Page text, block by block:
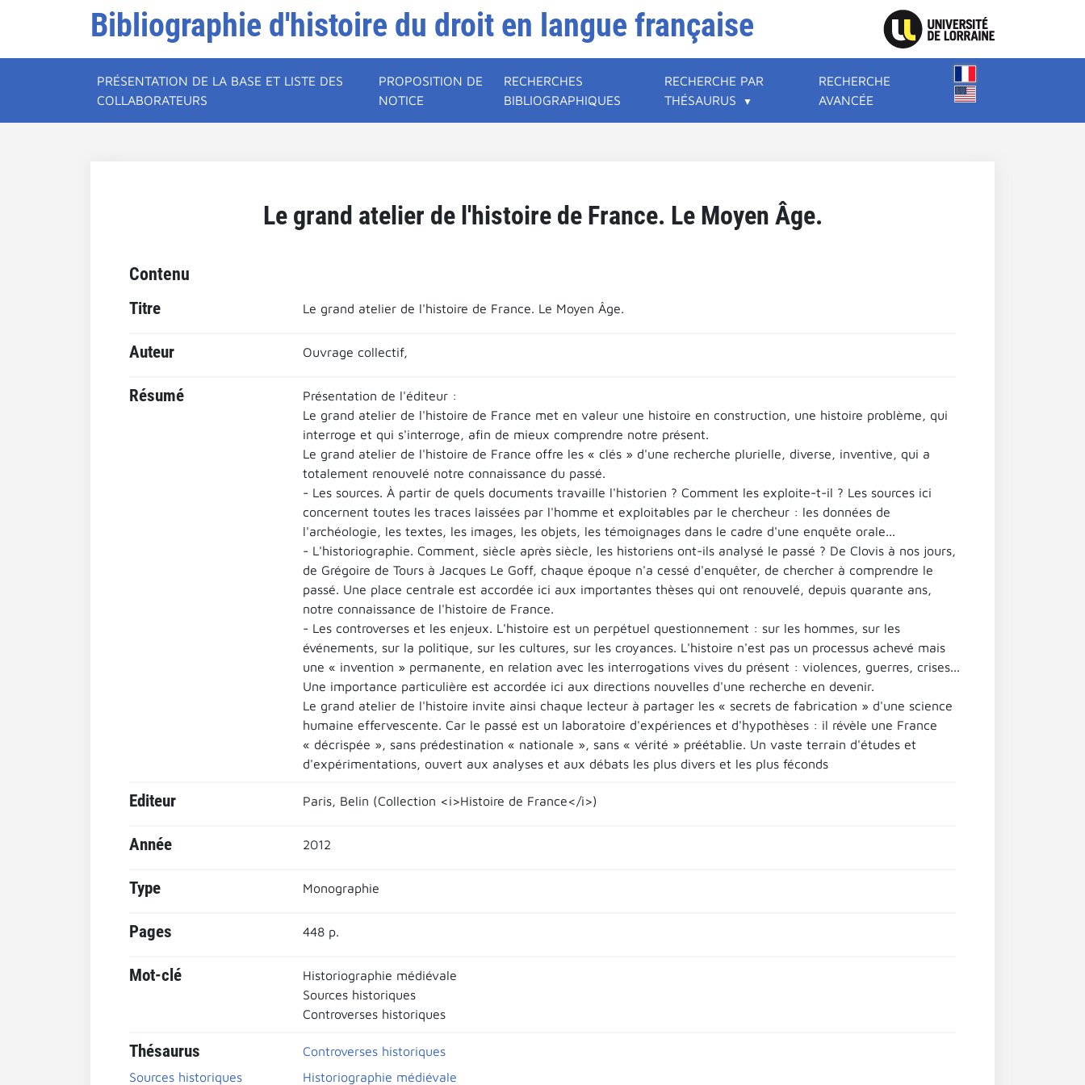
Bibliographie d'histoire du droit en langue française
PRÉSENTATION DE LA BASE ET LISTE DES
COLLABORATEURS
PROPOSITION DE
NOTICE
RECHERCHES
BIBLIOGRAPHIQUES
RECHERCHE PAR
THÉSAURUS
RECHERCHE
AVANCÉE
Le grand atelier de l'histoire de France. Le Moyen Âge.
Contenu
Titre Le grand atelier de l'histoire de France. Le Moyen Âge.
Auteur Ouvrage collectif,
Résumé
Présentation de l'éditeur :
Le grand atelier de l'histoire de France met en valeur une histoire en construction, une histoire problème, qui
interroge et qui s'interroge, afin de mieux comprendre notre présent.
Le grand atelier de l'histoire de France offre les « clés » d'une recherche plurielle, diverse, inventive, qui a
totalement renouvelé notre connaissance du passé.
- Les sources. À partir de quels documents travaille l'historien ? Comment les exploite-t-il ? Les sources ici
concernent toutes les traces laissées par l'homme et exploitables par le chercheur : les données de
l'archéologie, les textes, les images, les objets, les témoignages dans le cadre d'une enquête orale...
- L'historiographie. Comment, siècle après siècle, les historiens ont-ils analysé le passé ? De Clovis à nos jours,
de Grégoire de Tours à Jacques Le Goff, chaque époque n'a cessé d'enquêter, de chercher à comprendre le
passé. Une place centrale est accordée ici aux importantes thèses qui ont renouvelé, depuis quarante ans,
notre connaissance de l'histoire de France.
- Les controverses et les enjeux. L'histoire est un perpétuel questionnement : sur les hommes, sur les
événements, sur la politique, sur les cultures, sur les croyances. L'histoire n'est pas un processus achevé mais
une « invention » permanente, en relation avec les interrogations vives du présent : violences, guerres, crises...
Une importance particulière est accordée ici aux directions nouvelles d'une recherche en devenir.
Le grand atelier de l'histoire invite ainsi chaque lecteur à partager les « secrets de fabrication » d'une science
humaine effervescente. Car le passé est un laboratoire d'expériences et d'hypothèses : il révèle une France
« décrispée », sans prédestination « nationale », sans « vérité » préétablie. Un vaste terrain d'études et
d'expérimentations, ouvert aux analyses et aux débats les plus divers et les plus féconds
Editeur Paris, Belin (Collection <i>Histoire de France</i>)
Année 2012
Type Monographie
Pages 448 p.
Mot-clé
Historiographie médiévale
Sources historiques
Controverses historiques
Thésaurus
Controverses historiques
Sources historiques
Historiographie médiévale